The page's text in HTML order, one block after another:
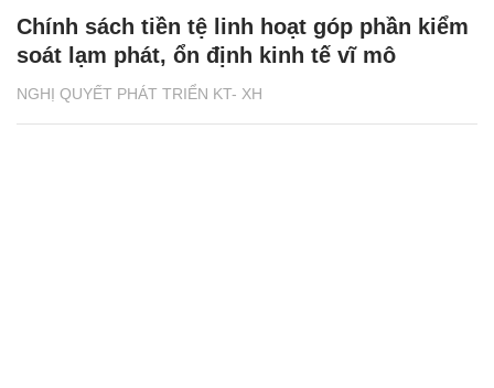
NGHỊ QUYẾT PHÁT TRIỂN KT- XH
Chính sách tiền tệ linh hoạt góp phần kiểm
soát lạm phát, ổn định kinh tế vĩ mô